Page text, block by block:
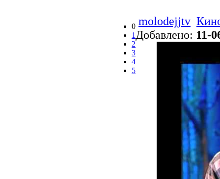
0
1
2
3
4
5
molodejjtv
Добавлено: 11-